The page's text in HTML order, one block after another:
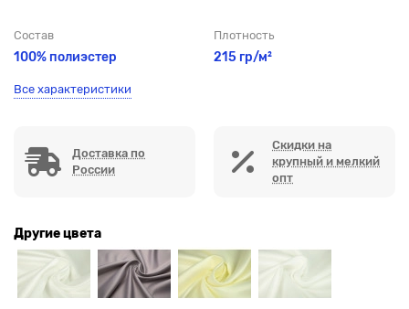
Состав
100% полиэстер
Плотность
215 гр/м²
Все характеристики
Доставка по
России
Скидки на
крупный и мелкий
опт
Другие цвета